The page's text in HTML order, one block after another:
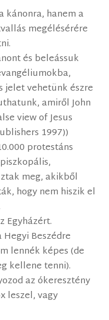
kánonra, hanem a
megélésérére
és beleássuk
jelet vehetünk észre
amiről John
view of Jesus
1997))
protestáns
meg, akikből
hogy nem hiszik el
Egyházért.
Beszédre
lennék képes (de
kellene tenni).
az ókeresztény
leszel, vagy